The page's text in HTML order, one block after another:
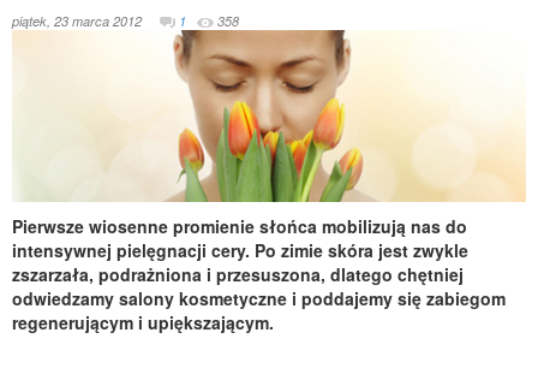
piątek, 23 marca 2012 1 358
Pierwsze wiosenne promienie słońca mobilizują nas do
intensywnej pielęgnacji cery. Po zimie skóra jest zwykle
zszarzała, podrażniona i przesuszona, dlatego chętniej
odwiedzamy salony kosmetyczne i poddajemy się zabiegom
regenerującym i upiększającym.